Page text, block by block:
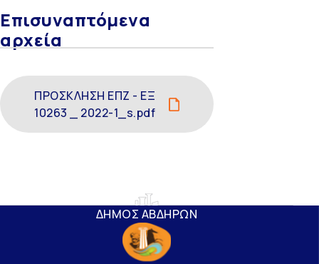
Επισυναπτόμενα
αρχεία
ΠΡΟΣΚΛΗΣΗ ΕΠΖ - ΕΞ
10263 _ 2022-1_s.pdf
ΔΗΜΟΣ ΑΒΔΗΡΩΝ